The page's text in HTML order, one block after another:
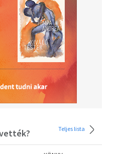
Teljes lista